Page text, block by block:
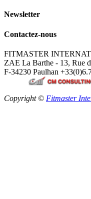
Newsletter
Contactez-nous
FITMASTER
ZAE La Barthe - 13, Rue
F-34230 Paulhan
Copyright © Fitmaster